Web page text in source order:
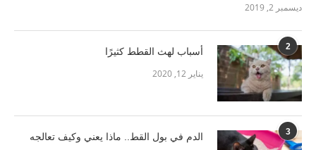
ديسمبر 2, 2019
2 أسباب لهث القطط كثيرًا
يناير 12, 2020
3 الدم في بول القط.. ماذا يعني وكيف تعالجه